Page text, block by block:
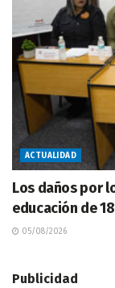
ACTUALIDAD
Los daños por
educación de
05/08/2026
Publicidad